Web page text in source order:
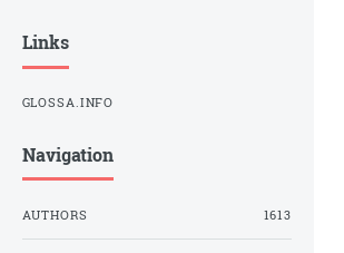
Links
GLOSSA.INFO
Navigation
AUTHORS 1613